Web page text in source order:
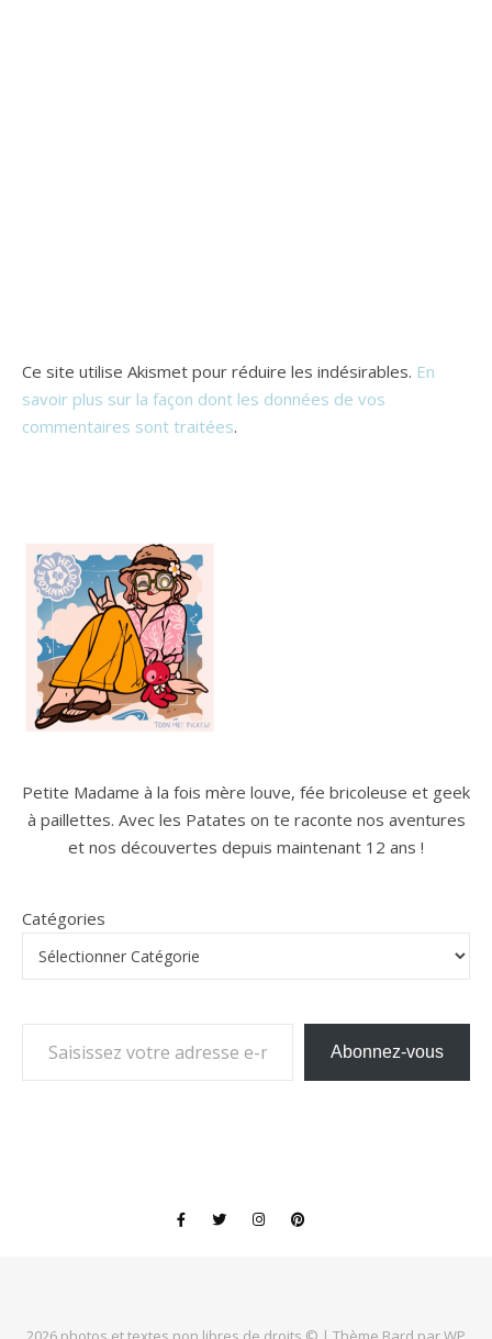
Ce site utilise Akismet pour réduire les indésirables. En
savoir plus sur la façon dont les données de vos
commentaires sont traitées.
Petite Madame à la fois mère louve, fée bricoleuse et geek
à paillettes. Avec les Patates on te raconte nos aventures
et nos découvertes depuis maintenant 12 ans !
Catégories
Abonnez-vous